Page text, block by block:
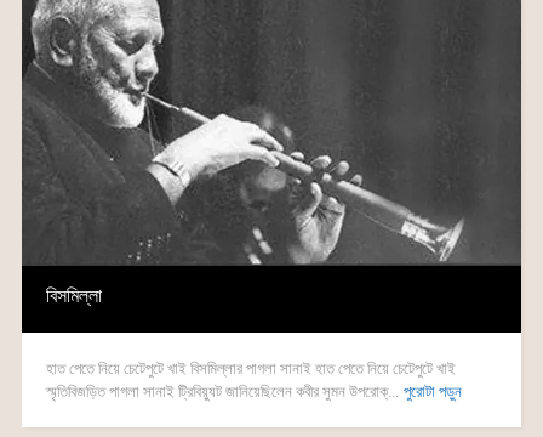
বিসমিল্লা
হাত পেতে নিয়ে চেটেপুটে খাই বিসমিল্লার পাগলা সানাই হাত পেতে নিয়ে চেটেপুটে খাই
স্মৃতিবিজড়িত পাগলা সানাই ট্রিবিয়্যুট জানিয়েছিলেন কবীর সুমন উপরোক্...
পুরোটা পড়ুন